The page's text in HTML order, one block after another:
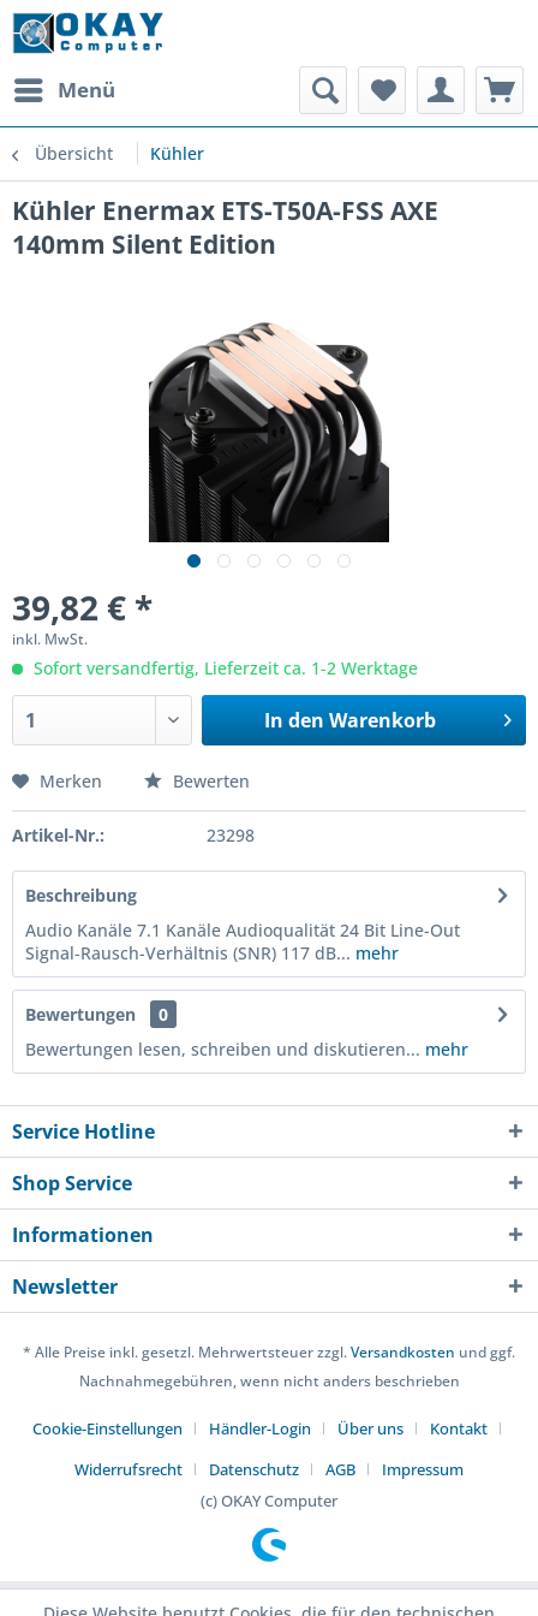
Menü
Übersicht Kühler
Kühler Enermax ETS-T50A-FSS AXE
140mm Silent Edition
39,82 € *
inkl. MwSt.
Sofort versandfertig, Lieferzeit ca. 1-2 Werktage
In den Warenkorb
Merken Bewerten
Artikel-Nr.: 23298
Beschreibung
Audio Kanäle 7.1 Kanäle Audioqualität 24 Bit Line-Out
Signal-Rausch-Verhältnis (SNR) 117 dB... mehr
Bewertungen
0
Bewertungen lesen, schreiben und diskutieren... mehr
Service Hotline
Shop Service
Informationen
Newsletter
* Alle Preise inkl. gesetzl. Mehrwertsteuer zzgl.Versandkosten und ggf.
Nachnahmegebühren, wenn nicht anders beschrieben
Cookie-Einstellungen Händler-Login Über uns
Kontakt
Widerrufsrecht
Datenschutz AGB
Impressum
(c) OKAY Computer